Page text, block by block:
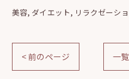
美容 ダイエット リラクゼーシ
< 前のページ 一